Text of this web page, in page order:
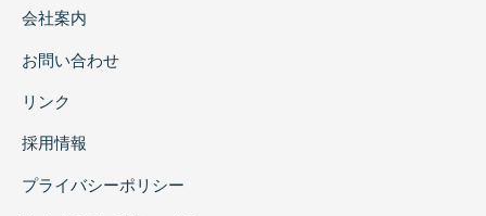
会社案内
お問い合わせ
リンク
採用情報
プライバシーポリシー